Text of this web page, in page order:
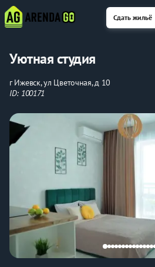
Сдать жильё
Уютная студия
г Ижевск, ул Цветочная, д 10
ID: 100171